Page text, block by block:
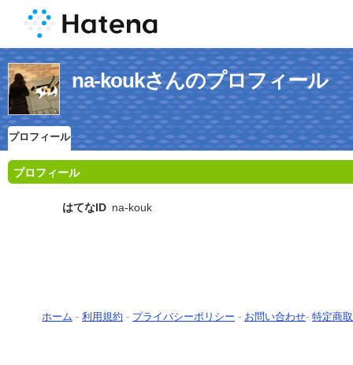
na-koukさんのプロフィール
プロフィール
プロフィール
はてなID na-kouk
ホーム - 利用規約 - プライバシーポリシー - お問い合わせ- 特定商